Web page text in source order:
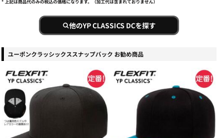
* 上記は商品代のみの税込の価格になります。（加工代は含まれておりません）
他のYP CLASSICS DCを探す
ユーポンクラッシックススナップバック お勧め商品